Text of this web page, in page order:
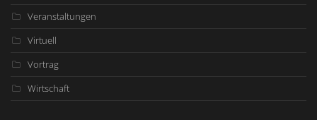
Veranstaltungen
Virtuell
Vortrag
Wirtschaft